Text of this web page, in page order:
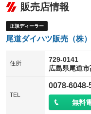
販売店情報
正規ディーラー
尾道ダイハツ販売（株
住所
729-0141
広島県尾道
TEL
0078-6048-
無料